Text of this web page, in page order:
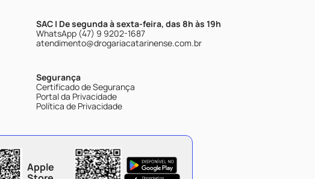
SAC | De segunda à sexta-feira, das 8h às 19h
WhatsApp (47) 9 9202-1687
atendimento@drogariacatarinense.com.br
Segurança
Certificado de Segurança
Portal da Privacidade
Política de Privacidade
Apple